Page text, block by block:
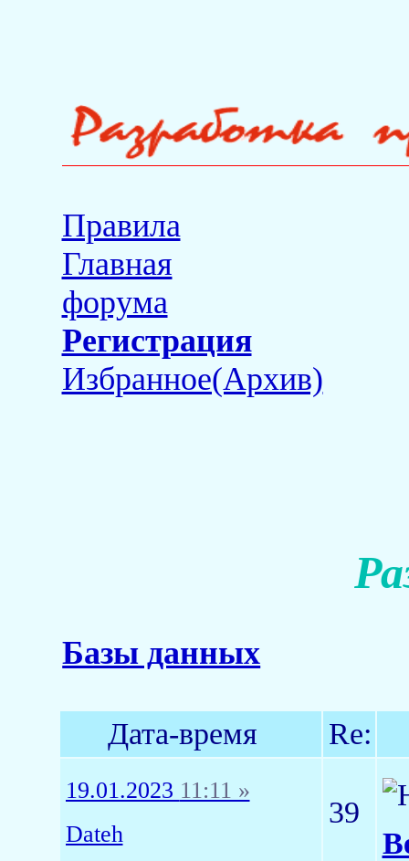
Правила
Главная
форума
Регистрация
Избранное(Архив)
Базы данных
Дата-время Re:
19.01.2023 11:11 »
Dateh
39